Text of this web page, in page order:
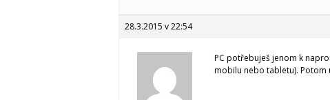
28.3.2015 v 22:54
PC potřebuješ jenom k
mobilu nebo tabletu). Potom